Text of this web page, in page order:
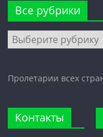
Все рубрики
Все
рубрики
Пролетарии всех
Контакты